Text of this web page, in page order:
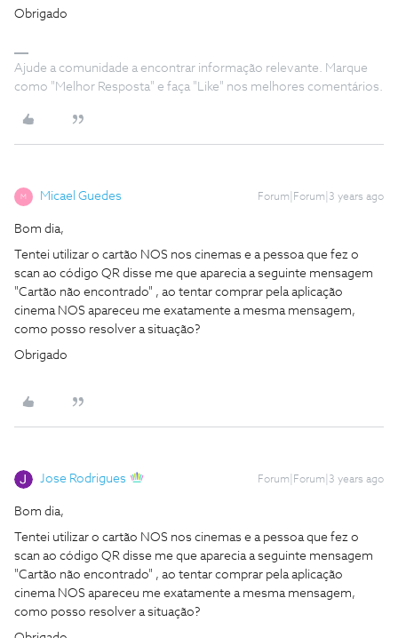
Obrigado
Ajude a comunidade a encontrar informação relevante. Marque
como "Melhor Resposta" e faça "Like" nos melhores comentários.
M Micael Guedes Forum|Forum|3 years ago
Bom dia,
Tentei utilizar o cartão NOS nos cinemas e a pessoa que fez o
scan ao código QR disse me que aparecia a seguinte mensagem
"Cartão não encontrado" , ao tentar comprar pela aplicação
cinema NOS apareceu me exatamente a mesma mensagem,
como posso resolver a situação?
Obrigado
Jose Rodrigues Forum|Forum|3 years ago
Bom dia,
Tentei utilizar o cartão NOS nos cinemas e a pessoa que fez o
scan ao código QR disse me que aparecia a seguinte mensagem
"Cartão não encontrado" , ao tentar comprar pela aplicação
cinema NOS apareceu me exatamente a mesma mensagem,
como posso resolver a situação?